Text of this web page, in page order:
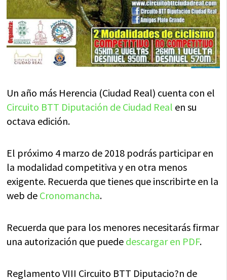
Un año más Herencia (Ciudad Real) cuenta con el
Circuito BTT Diputación de Ciudad Real en su
octava edición.
El próximo 4 marzo de 2018 podrás participar en
la modalidad competitiva y en otra menos
exigente. Recuerda que tienes que inscribirte en la
web de Cronomancha.
Recuerda que para los menores necesitarás firmar
una autorización que puede descargar en PDF.
Reglamento VIII Circuito BTT Diputacio?n de